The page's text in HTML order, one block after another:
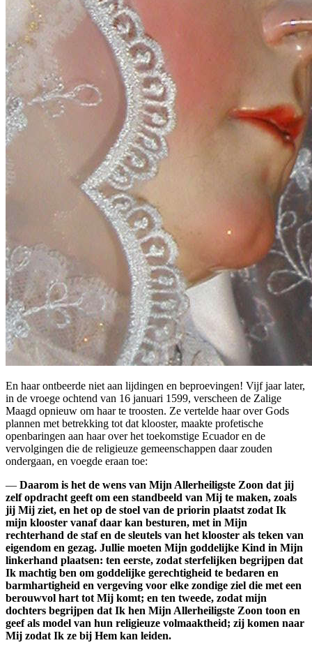
En haar ontbeerde niet aan lijdingen en beproevingen! Vijf jaar later,
in de vroege ochtend van 16 januari 1599, verscheen de Zalige
Maagd opnieuw om haar te troosten. Ze vertelde haar over Gods
plannen met betrekking tot dat klooster, maakte profetische
openbaringen aan haar over het toekomstige Ecuador en de
vervolgingen die de religieuze gemeenschappen daar zouden
ondergaan, en voegde eraan toe:
— Daarom is het de wens van Mijn Allerheiligste Zoon dat jij
zelf opdracht geeft om een standbeeld van Mij te maken, zoals
jij Mij ziet, en het op de stoel van de priorin plaatst zodat Ik
mijn klooster vanaf daar kan besturen, met in Mijn
rechterhand de staf en de sleutels van het klooster als teken van
eigendom en gezag. Jullie moeten Mijn goddelijke Kind in Mijn
linkerhand plaatsen: ten eerste, zodat sterfelijken begrijpen dat
Ik machtig ben om goddelijke gerechtigheid te bedaren en
barmhartigheid en vergeving voor elke zondige ziel die met een
berouwvol hart tot Mij komt; en ten tweede, zodat mijn
dochters begrijpen dat Ik hen Mijn Allerheiligste Zoon toon en
geef als model van hun religieuze volmaaktheid; zij komen naar
Mij zodat Ik ze bij Hem kan leiden.